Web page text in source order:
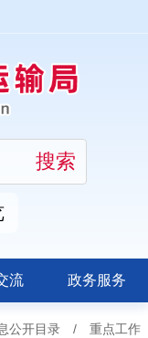
流 政务服务
公开目录 / 重点工作